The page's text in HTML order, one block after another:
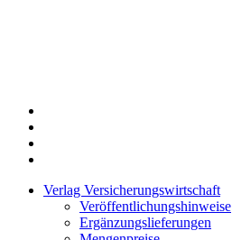
Verlag Versicherungswirtschaft
Veröffentlichungshinweise
Ergänzungslieferungen